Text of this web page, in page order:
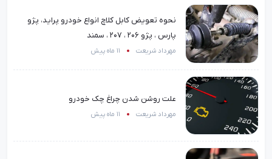
نحوه تعویض کابل کلاچ انواع خودرو پراید، پژو
پارس ، پژو 206 ، 207 ، سمند
مهرداد شریعت 11 ماه پیش
علت روشن شدن چراغ چک خودرو
مهرداد شریعت 11 ماه پیش